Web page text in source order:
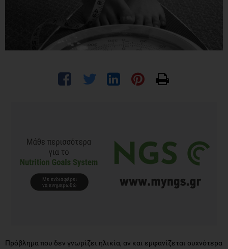
Πρόβλημα που δεν γνωρίζει ηλικία, αν και εμφανίζεται συχνότερα